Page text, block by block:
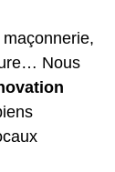
Nous